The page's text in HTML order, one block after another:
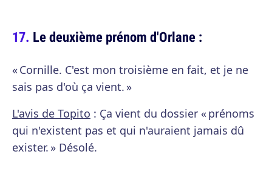
Le deuxième prénom d'Orlane :
« Cornille. C'est mon troisième en fait, et je ne
sais pas d'où ça vient. »
L'avis de Topito : Ça vient du dossier « prénoms
qui n'existent pas et qui n'auraient jamais dû
exister. » Désolé.